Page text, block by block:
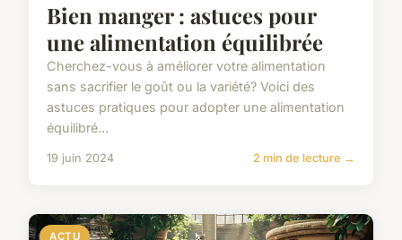
Bien manger : astuces pour
une alimentation équilibrée
Cherchez-vous à améliorer votre alimentation
sans sacrifier le goût ou la variété? Voici des
astuces pratiques pour adopter une alimentation
équilibré...
19 juin 2024 2 min de lecture →
ACTU